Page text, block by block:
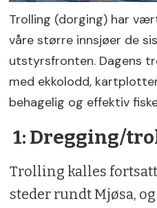
Trolling (dorging) har
våre større innsjøer de
utstyrsfronten. Dagens
med ekkolodd,
behagelig og effektiv
1: Dregging/
Trolling kalles
steder rundt Mjøsa,